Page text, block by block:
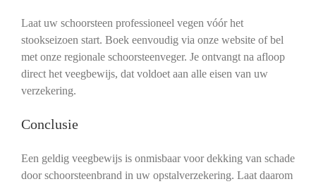
Laat uw schoorsteen professioneel vegen vóór het
stookseizoen start. Boek eenvoudig via onze website of bel
met onze regionale schoorsteenveger. Je ontvangt na afloop
direct het veegbewijs, dat voldoet aan alle eisen van uw
verzekering.
Conclusie
Een geldig veegbewijs is onmisbaar voor dekking van schade
door schoorsteenbrand in uw opstalverzekering. Laat daarom